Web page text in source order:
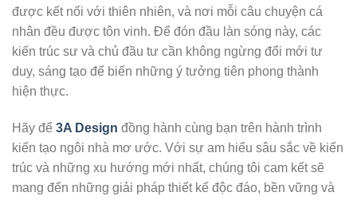
được kết nối với thiên nhiên, và nơi mỗi câu chuyện cá
nhân đều được tôn vinh. Để đón đầu làn sóng này, các
kiến trúc sư và chủ đầu tư cần không ngừng đổi mới tư
duy, sáng tạo để biến những ý tưởng tiên phong thành
hiện thực.
Hãy để 3A Design đồng hành cùng bạn trên hành trình
kiến tạo ngôi nhà mơ ước. Với sự am hiểu sâu sắc về kiến
trúc và những xu hướng mới nhất, chúng tôi cam kết sẽ
mang đến những giải pháp thiết kế độc đáo, bền vững và